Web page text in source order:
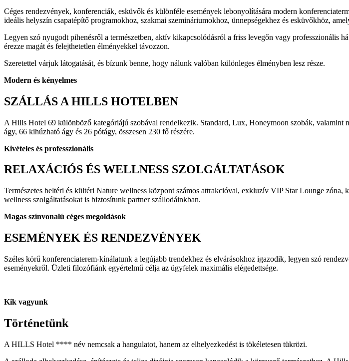
Céges rendezvények, konferenciák, esküvők és különféle események lebonyolítására modern
ideális helyszín csapatépítő programokhoz, szakmai szemináriumokhoz, ünnepségekhez és esküvőkhöz,
Legyen szó nyugodt pihenésről a természetben, aktív kikapcsolódásról a friss levegőn vagy
érezze magát és felejthetetlen élményekkel távozzon.
Szeretettel várjuk látogatását, és bízunk benne, hogy nálunk valóban különleges élményben lesz része.
Modern és kényelmes
SZÁLLÁS A HILLS HOTELBEN
A Hills Hotel 69 különböző kategóriájú szobával rendelkezik. Standard, Lux, Honeymoon szobák, valamint
ágy, 66 kihúzható ágy és 26 pótágy, összesen 230 fő részére.
Kivételes és professzionális
RELAXÁCIÓS ÉS WELLNESS SZOLGÁLTATÁSOK
Természetes beltéri és kültéri Nature wellness központ számos attrakcióval, exkluzív VIP Star Lounge
wellness szolgáltatásokat is biztosítunk partner szállodáinkban.
Magas színvonalú céges megoldások
ESEMÉNYEK ÉS RENDEZVÉNYEK
Széles körű konferenciaterem-kínálatunk a legújabb trendekhez és elvárásokhoz igazodik, legyen szó
eseményekről. Üzleti filozófiánk egyértelmű célja az ügyfelek maximális elégedettsége.
Kik vagyunk
Történetünk
A HILLS Hotel **** név nemcsak a hangulatot, hanem az elhelyezkedést is tökéletesen tükrözi.